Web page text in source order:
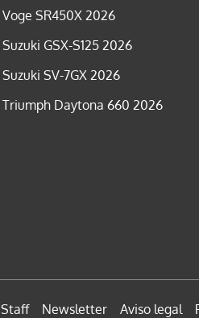
Voge SR450X 2026
Suzuki GSX-S125 2026
Suzuki SV-7GX 2026
Triumph Daytona 660 2026
Staff Newsletter Aviso legal